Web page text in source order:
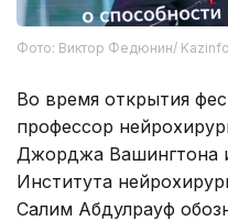
Фото: Виктор Федюнин/
Во время открытия
профессор
Джорджа Вашингтона
Института
Салим Абдулрауф